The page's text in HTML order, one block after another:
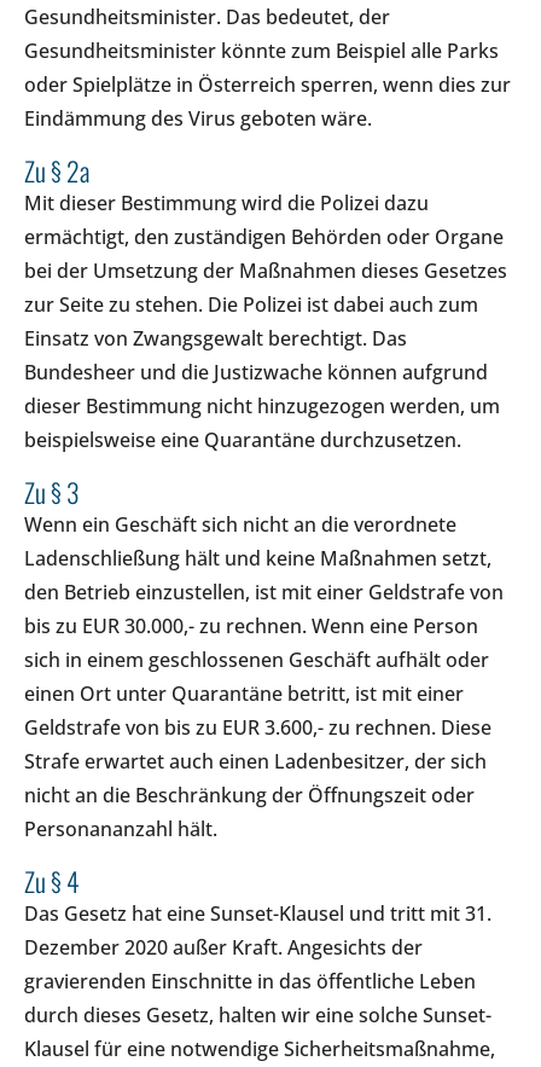
Gesundheitsminister. Das bedeutet, der
Gesundheitsminister könnte zum Beispiel alle Parks
oder Spielplätze in Österreich sperren, wenn dies zur
Eindämmung des Virus geboten wäre.
Zu § 2a
Mit dieser Bestimmung wird die Polizei dazu
ermächtigt, den zuständigen Behörden oder Organe
bei der Umsetzung der Maßnahmen dieses Gesetzes
zur Seite zu stehen. Die Polizei ist dabei auch zum
Einsatz von Zwangsgewalt berechtigt. Das
Bundesheer und die Justizwache können aufgrund
dieser Bestimmung nicht hinzugezogen werden, um
beispielsweise eine Quarantäne durchzusetzen.
Zu § 3
Wenn ein Geschäft sich nicht an die verordnete
Ladenschließung hält und keine Maßnahmen setzt,
den Betrieb einzustellen, ist mit einer Geldstrafe von
bis zu EUR 30.000,- zu rechnen. Wenn eine Person
sich in einem geschlossenen Geschäft aufhält oder
einen Ort unter Quarantäne betritt, ist mit einer
Geldstrafe von bis zu EUR 3.600,- zu rechnen. Diese
Strafe erwartet auch einen Ladenbesitzer, der sich
nicht an die Beschränkung der Öffnungszeit oder
Personananzahl hält.
Zu § 4
Das Gesetz hat eine Sunset-Klausel und tritt mit 31.
Dezember 2020 außer Kraft. Angesichts der
gravierenden Einschnitte in das öffentliche Leben
durch dieses Gesetz, halten wir eine solche Sunset-
Klausel für eine notwendige Sicherheitsmaßnahme,